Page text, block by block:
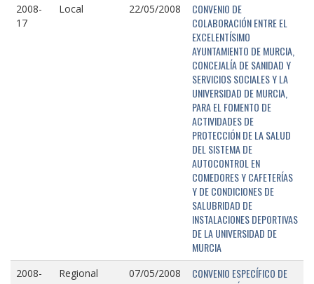
2008-
17
Local 22/05/2008
CONVENIO DE
COLABORACIÓN ENTRE EL
EXCELENTÍSIMO
AYUNTAMIENTO DE MURCIA,
CONCEJALÍA DE SANIDAD Y
SERVICIOS SOCIALES Y LA
UNIVERSIDAD DE MURCIA,
PARA EL FOMENTO DE
ACTIVIDADES DE
PROTECCIÓN DE LA SALUD
DEL SISTEMA DE
AUTOCONTROL EN
COMEDORES Y CAFETERÍAS
Y DE CONDICIONES DE
SALUBRIDAD DE
INSTALACIONES DEPORTIVAS
DE LA UNIVERSIDAD DE
MURCIA
2008-
Regional 07/05/2008
CONVENIO ESPECÍFICO DE